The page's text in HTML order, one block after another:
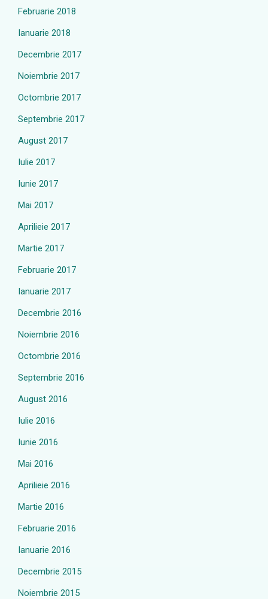
Februarie 2018
Ianuarie 2018
Decembrie 2017
Noiembrie 2017
Octombrie 2017
Septembrie 2017
August 2017
Iulie 2017
Iunie 2017
Mai 2017
Aprilieie 2017
Martie 2017
Februarie 2017
Ianuarie 2017
Decembrie 2016
Noiembrie 2016
Octombrie 2016
Septembrie 2016
August 2016
Iulie 2016
Iunie 2016
Mai 2016
Aprilieie 2016
Martie 2016
Februarie 2016
Ianuarie 2016
Decembrie 2015
Noiembrie 2015